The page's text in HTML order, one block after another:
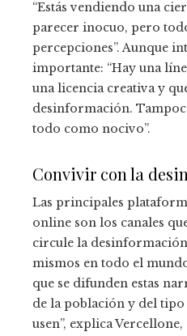
“Estás vendiendo una
parecer inocuo, pero
percepciones”. Aunque
importante: “Hay una
una licencia creativa y
desinformación.
todo como nocivo”.
Convivir con la
Las principales
online son los canales
circule la
mismos en todo el
que se difunden estas
de la población y del
usen”, explica